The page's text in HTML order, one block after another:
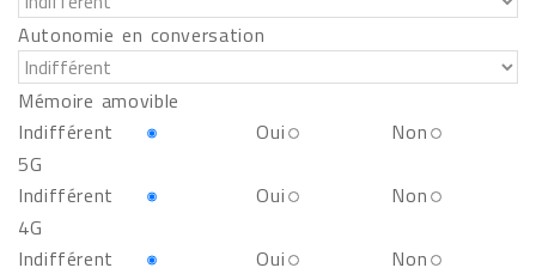
Autonomie en conversation
Mémoire amovible
Indifférent
Oui
Non
5G
Indifférent
Oui
Non
4G
Indifférent
Oui
Non